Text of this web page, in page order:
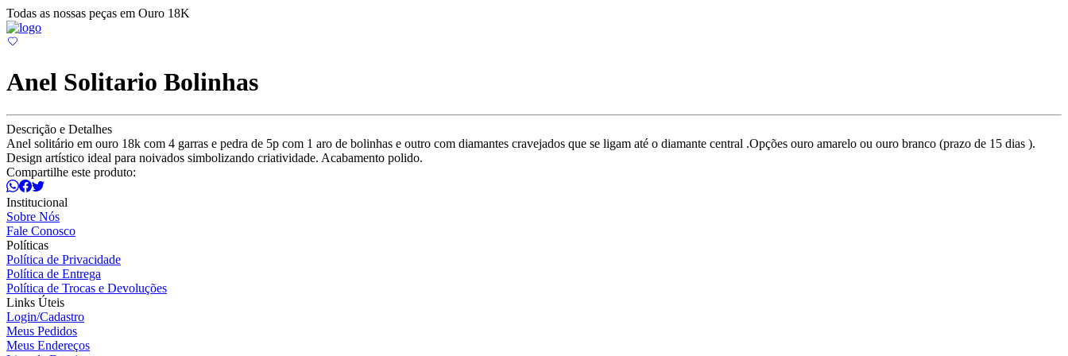
Todas as nossas peças em Ouro 18K
Anel Solitario Bolinhas
Descrição e Detalhes
Anel solitário em ouro 18k com 4 garras e pedra de 5p com 1 aro de bolinhas e outro com diamantes cravejados que se ligam até o diamante central .Opções ouro amarelo ou ouro branco (prazo de 15 dias ).
Design artístico ideal para noivados simbolizando criatividade. Acabamento polido.
Compartilhe este produto:
Institucional
Sobre Nós
Fale Conosco
Políticas
Política de Privacidade
Política de Entrega
Política de Trocas e Devoluções
Links Úteis
Login/Cadastro
Meus Pedidos
Meus Endereços